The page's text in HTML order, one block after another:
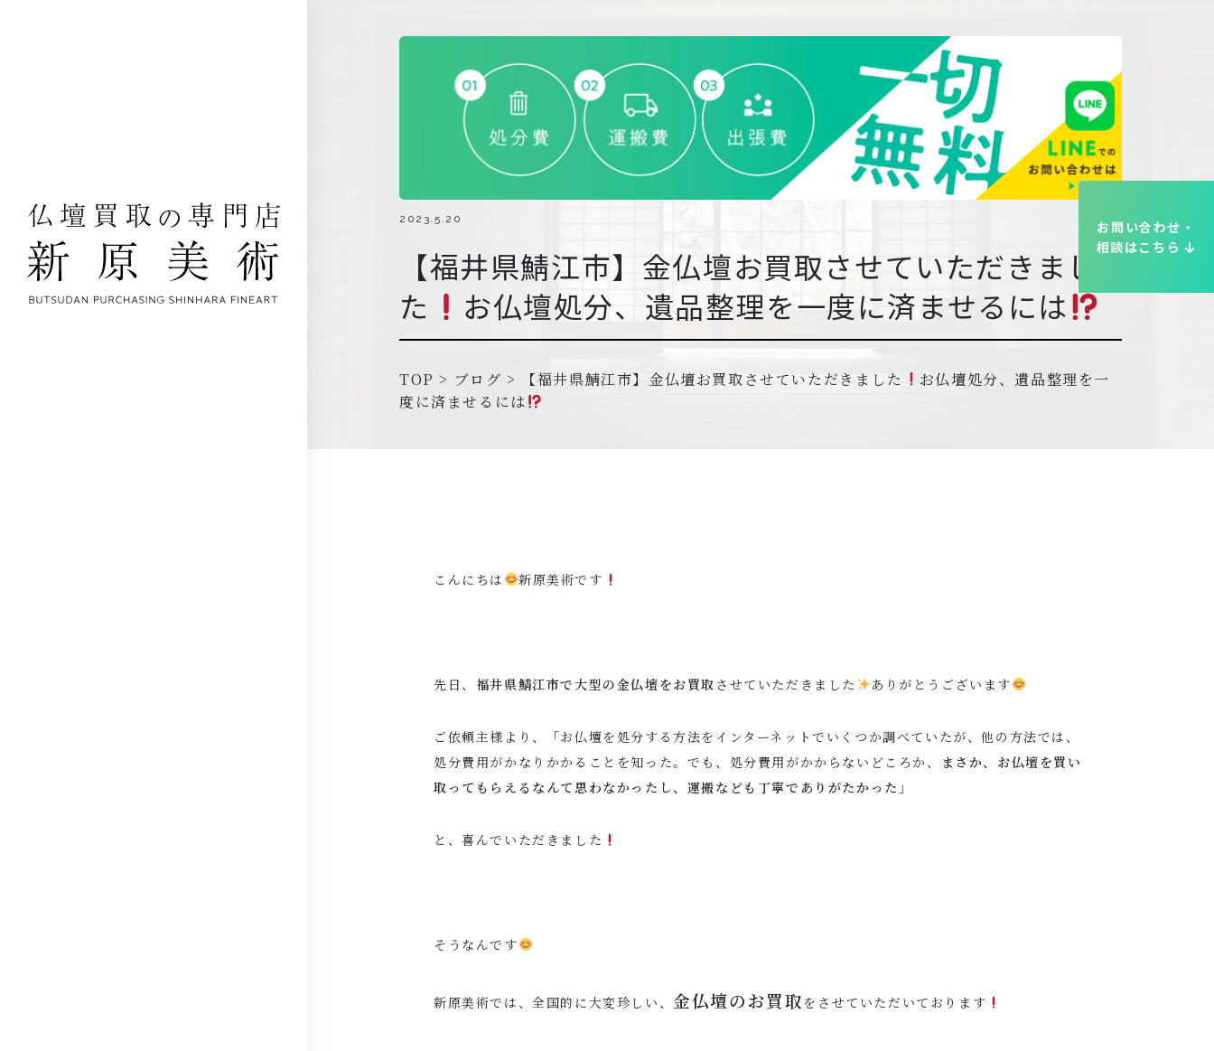
2023.5.20
【福井県鯖江市】金仏壇お買取させていただきまし
た
お仏壇処分、遺品整理を一度に済ませるには
TOP > ブログ > 【福井県鯖江市】金仏壇お買取させていただきました
お仏壇処分、遺品整理を一
度に済ませるには
こんにちは 新原美術です
先日、 福井県鯖江市で大型の金仏壇をお買取 させていただきました ありがとうございます
ご依頼主様より、「お仏壇を処分する方法をインターネットでいくつか調べていたが、他の方法では、
処分費用がかなりかかることを知った。でも、処分費用がかからないどころか、
まさか、お仏壇を買い
取ってもらえるなんて思わなかったし、運搬なども丁寧でありがたかった」
と、喜んでいただきました
そうなんです
新原美術では、全国的に大変珍しい、金仏壇のお買取 をさせていただいております
お問い合わせ・
相談はこちら